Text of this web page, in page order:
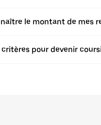
le montant de mes
critères pour devenir